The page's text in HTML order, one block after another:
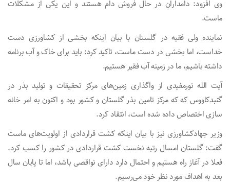
وی افزود: دامداران در حال فروش دام هستند و این یکی از مشکلات
ماست.
نماینده ولی فقیه در گلستان با بیان اینکه بخشی از کشاورزی دست
خداست، اما بخشی در دست ماست، تاکید کرد: باید برای خاک و آب برنامه
داشته باشیم، ما در زمینه آب فقیر هستیم.
آیت الله نورمفیدی از واگذاری زمین‌های مرکز تحقیقات و تولید بذر در
گنبدکاووس که که مرکز تامین بذر گلستان و کشور بود و اکنون به امر خانه
سازی اختصاص داده شده است، انتقاد کرد.
وزیر جهادکشاورزی نیز با بیان اینکه کشت قراردادی از اولویت‌های ماست
گفت: گلستان امسال رتبه نخست کشت قراردادی در کشور را کسب کرد.
فعلا در آغاز راه هستیم و احتمال دارد دارای نواقصی باشد، اما تا پایان سال
بعد به اهداف مورد نظر خود می‌رسیم.